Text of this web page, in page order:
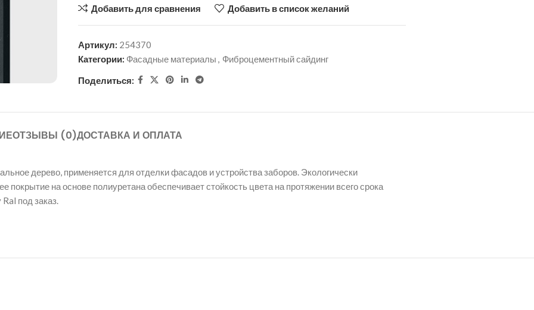
Добавить для сравнения Добавить в список желаний
Артикул: 254370
Категории: Фасадные материалы , Фиброцементный сайдинг
Поделиться:
ОТЗЫВЫ (0)ДОСТАВКА И ОПЛАТА
дерево, применяется для отделки фасадов и устройства заборов. Экологически
на основе полиуретана обеспечивает стойкость цвета на протяжении всего срока
под заказ.